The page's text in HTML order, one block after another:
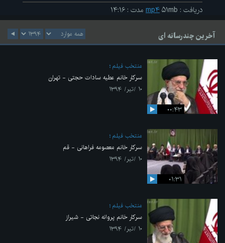
دریافت : mp۴۵۱mb مدت : ۱۴:۱۶
آخرین چندرسانه ای
۰۰:۴۳
منتخب فیلم
سرکار خانم عطیه سادات حجتی - تهران
۱۰ /تیر/ ۱۳۹۴
۰۱:۳۱
منتخب فیلم
سرکار خانم معصومه فراهانی - قم
۱۰ /تیر/ ۱۳۹۴
منتخب فیلم
سرکار خانم پروانه نجاتی - شیراز
۱۰ /تیر/ ۱۳۹۴